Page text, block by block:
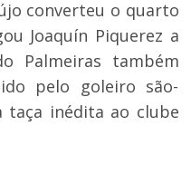
converteu o quarto
Joaquín Piquerez a
Palmeiras também
pelo goleiro são-
taça inédita ao clube